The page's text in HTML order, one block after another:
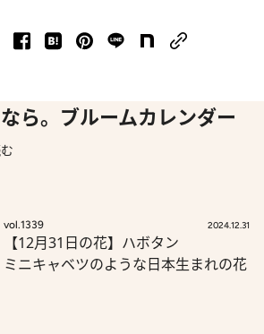
ら。ブルームカレンダー
vol.1339 2024.12.31
【12月31日の花】ハボタン
ミニキャベツのような日本生まれの花